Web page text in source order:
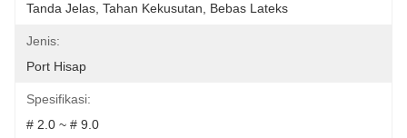
Tanda Jelas, Tahan Kekusutan, Bebas Lateks
Jenis:
Port Hisap
Spesifikasi:
# 2.0 ~ # 9.0